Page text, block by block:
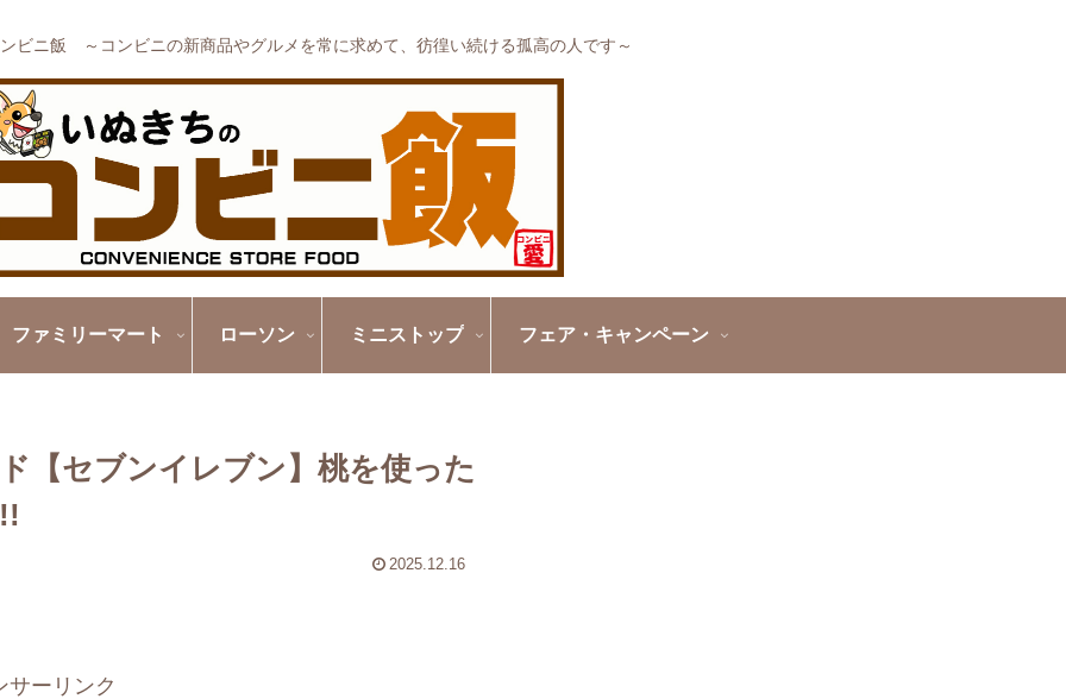
ビニ飯 ～コンビニの新商品やグルメを常に求めて、彷徨い続ける孤高の人です～
ファミリーマート ローソン ミニストップ フェア・キャンペーン
【セブンイレブン】桃を使った
2025.12.16
サーリンク